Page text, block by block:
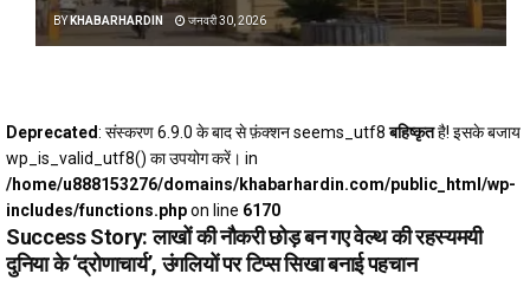
BY KHABARHARDIN जनवरी 30, 2026
Deprecated: संस्करण 6.9.0 के बाद से फ़ंक्शन seems_utf8बहिष्कृतहै! इसके बजाय
wp_is_valid_utf8() का उपयोग करें। in
/home/u888153276/domains/khabarhardin.com/public_html/wp-
includes/functions.phpon line 6170
Success Story: लाखों की नौकरी छोड़ बन गए वेल्थ की रहस्यमयी
दुनिया के ‘द्रोणाचार्य’, उंगलियों पर टिप्‍स सिखा बनाई पहचान